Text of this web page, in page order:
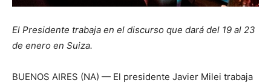
El Presidente trabaja en el discurso que dará del 19 al 23
de enero en Suiza.
BUENOS AIRES (NA) — El presidente Javier Milei trabaja